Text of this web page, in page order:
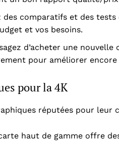
des comparatifs et des
et vos besoins.
d’acheter une
pour améliorer
pour la 4K
réputées pour leur
haut de gamme offre